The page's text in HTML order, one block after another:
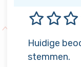
Huidige
stemmen.